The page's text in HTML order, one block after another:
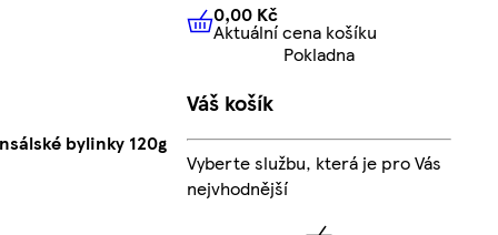
bylinky 120g
0,00 KčAktuální cena košíku
0,00 Kč
Aktuální cena košíku
Pokladna
Váš košík
Vyberte službu, která je pro Vás
nejvhodnější